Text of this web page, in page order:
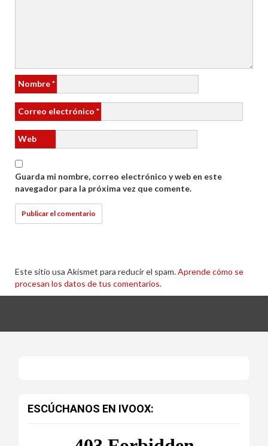
Nombre*
Correo electrónico *
Web
Guarda mi nombre, correo electrónico y web en este
navegador para la próxima vez que comente.
Este sitio usa Akismet para reducir el spam.Aprende cómo se
procesan los datos de tus comentarios.
ESCÚCHANOS EN IVOOX: